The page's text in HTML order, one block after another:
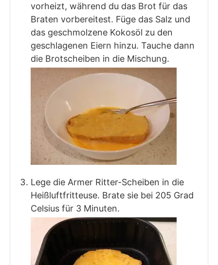
vorheizt, während du das Brot für das
Braten vorbereitest. Füge das Salz und
das geschmolzene Kokosöl zu den
geschlagenen Eiern hinzu. Tauche dann
die Brotscheiben in die Mischung.
Lege die Armer Ritter-Scheiben in die
Heißluftfritteuse. Brate sie bei 205 Grad
Celsius für 3 Minuten.